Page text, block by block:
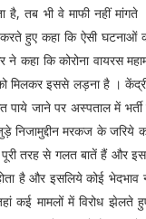
है, तब भी वे माफी नहीं
हुए कहा कि ऐसी घटनाओं
ने कहा कि कोरोना वायरस
मिलकर इससे लड़ना है ।
पाये जाने पर अस्पताल में
निजामुद्दीन मरकज के
पूरी तरह से गलत बातें हैं और
है और इसलिये कोई
कई मामलों में विरोध झेलते